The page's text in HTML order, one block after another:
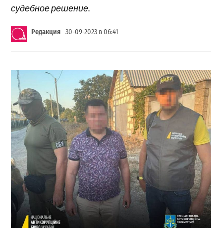
судебное решение.
Редакция 30-09-2023 в 06:41